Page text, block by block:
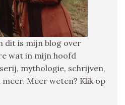
dit is mijn blog over
wat in mijn hoofd
mythologie, schrijven,
Meer weten? Klik op